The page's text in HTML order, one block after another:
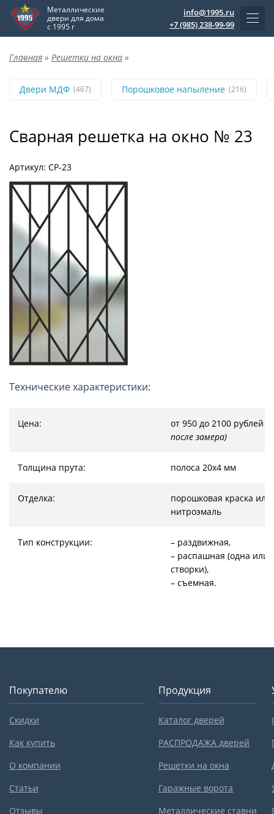
Металлические
двери для дома
с 1995 г
info@1995.ru
+7 (985) 238-99-99
Главная » Решетки на окна »
Двери МДФ (467) Порошковое напыление (216)
Сварная решетка на окно № 23
Артикул: СР-23
Технические характеристики:
Цена: от 950 до 2100 рублей
после замера)
Толщина прута: полоса 20х4 мм
Отделка:
порошковая краска или
нитроэмаль
Тип конструкции:
– раздвижная,
– распашная (одна или
створки),
– съемная.
Покупателю
Скидки
Как купить
О компании
Статьи
Отзывы
Продукция
Каталог дверей
РАСПРОДАЖА дверей
Решетки на окна
Гаражные ворота
Металлические ставни